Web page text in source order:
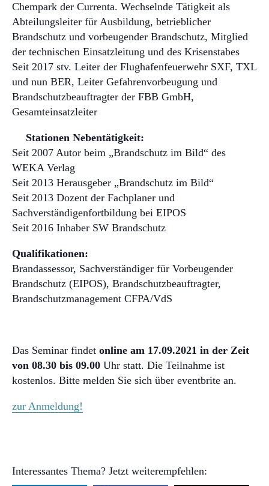
Chempark der Currenta. Wechselnde Tätigkeit als
Abteilungsleiter für Ausbildung, betrieblicher
Brandschutz und vorbeugender Brandschutz, Mitglied
der technischen Einsatzleitung und des Krisenstabes
Seit 2017 stv. Leiter der Flughafenfeuerwehr SXF, TXL
und nun BER, Leiter Gefahrenvorbeugung und
Brandschutzbeauftragter der FBB GmbH,
Gesamteinsatzleiter
Stationen Nebentätigkeit:
Seit 2007 Autor beim „Brandschutz im Bild“ des
WEKA Verlag
Seit 2013 Herausgeber „Brandschutz im Bild“
Seit 2013 Dozent der Fachplaner und
Sachverständigenfortbildung bei EIPOS
Seit 2016 Inhaber SW Brandschutz
Qualifikationen:
Brandassessor, Sachverständiger für Vorbeugender
Brandschutz (EIPOS), Brandschutzbeauftragter,
Brandschutzmanagement CFPA/VdS
Das Seminar findet online am 17.09.2021 in der Zeit
von 08.30 bis 09.00 Uhr statt. Die Teilnahme ist
kostenlos. Bitte melden Sie sich über eventbrite an.
zur Anmeldung!
Interessantes Thema? Jetzt weiterempfehlen: